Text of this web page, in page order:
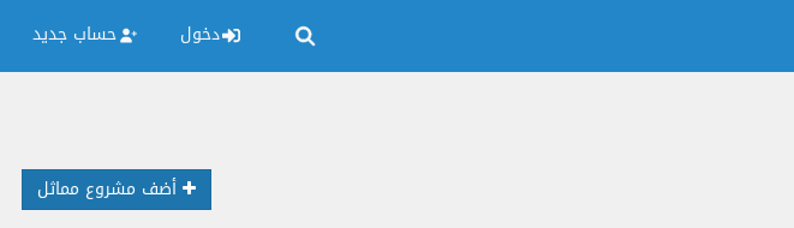
دخول حساب جديد
أضف مشروع مماثل